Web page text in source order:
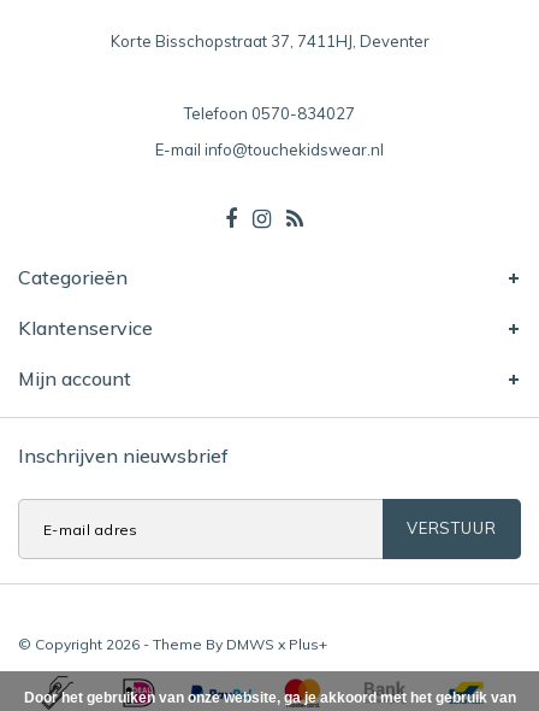
Korte Bisschopstraat 37, 7411HJ, Deventer
Telefoon 0570-834027
E-mail info@touchekidswear.nl
Categorieën
Klantenservice
Mijn account
Inschrijven nieuwsbrief
VERSTUUR
© Copyright 2026 - Theme By DMWS x Plus+
Door het gebruiken van onze website, ga je akkoord met het gebruik van